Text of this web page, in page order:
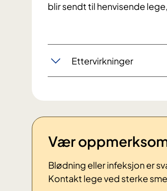
blir sendt til henvisende
Ettervirkninger
Vær
Blødning eller infeksjon er
Kontakt lege ved sterke